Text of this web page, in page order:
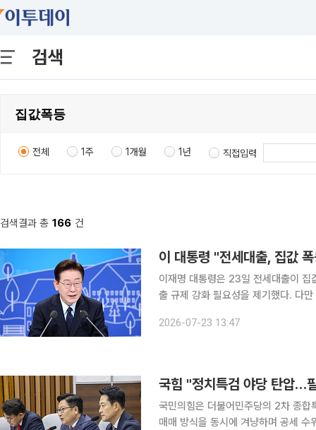
검색
전체 1주 1개월 1년 직접입력
검색결과 총 166 건
이 대통령 "전세대출, 집값
이재명 대통령은 23일 전세대출이 집
출 규제 강화 필요성을 제기했다. 다
국민 대토론회'에서 "전세대출이 서
2026-07-23 13:47
국힘 "정치특검 야당 탄압…
국민의힘은 더불어민주당의 2차 종
매매 방식을 동시에 겨냥하며 공세